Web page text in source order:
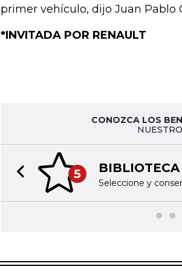
primer vehículo, dijo Juan Pablo
*INVITADA POR RENAULT
CONOZCA LOS
5
Seleccione y
Previous slide